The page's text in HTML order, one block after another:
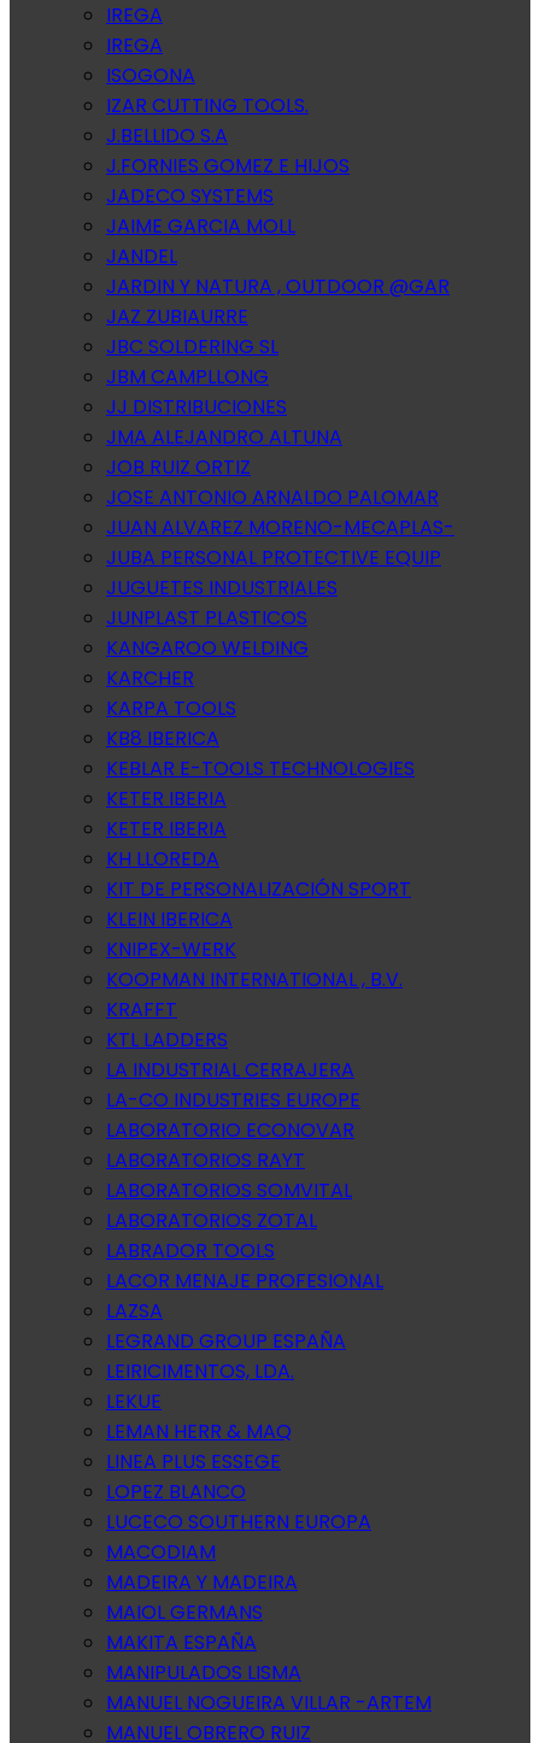
IREGA
IREGA
ISOGONA
IZAR CUTTING TOOLS.
J.BELLIDO S.A
J.FORNIES GOMEZ E HIJOS
JADECO SYSTEMS
JAIME GARCIA MOLL
JANDEL
JARDIN Y NATURA , OUTDOOR @GAR
JAZ ZUBIAURRE
JBC SOLDERING SL
JBM CAMPLLONG
JJ DISTRIBUCIONES
JMA ALEJANDRO ALTUNA
JOB RUIZ ORTIZ
JOSE ANTONIO ARNALDO PALOMAR
JUAN ALVAREZ MORENO-MECAPLAS-
JUBA PERSONAL PROTECTIVE EQUIP
JUGUETES INDUSTRIALES
JUNPLAST PLASTICOS
KANGAROO WELDING
KARCHER
KARPA TOOLS
KB8 IBERICA
KEBLAR E-TOOLS TECHNOLOGIES
KETER IBERIA
KETER IBERIA
KH LLOREDA
KIT DE PERSONALIZACIÓN SPORT
KLEIN IBERICA
KNIPEX-WERK
KOOPMAN INTERNATIONAL , B.V.
KRAFFT
KTL LADDERS
LA INDUSTRIAL CERRAJERA
LA-CO INDUSTRIES EUROPE
LABORATORIO ECONOVAR
LABORATORIOS RAYT
LABORATORIOS SOMVITAL
LABORATORIOS ZOTAL
LABRADOR TOOLS
LACOR MENAJE PROFESIONAL
LAZSA
LEGRAND GROUP ESPAÑA
LEIRICIMENTOS, LDA.
LEKUE
LEMAN HERR & MAQ
LINEA PLUS ESSEGE
LOPEZ BLANCO
LUCECO SOUTHERN EUROPA
MACODIAM
MADEIRA Y MADEIRA
MAIOL GERMANS
MAKITA ESPAÑA
MANIPULADOS LISMA
MANUEL NOGUEIRA VILLAR -ARTEM
MANUEL OBRERO RUIZ